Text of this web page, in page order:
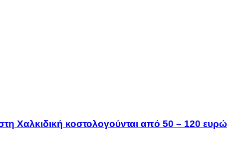
Χαλκιδική κοστολογούνται από 50 – 120 ευρώ